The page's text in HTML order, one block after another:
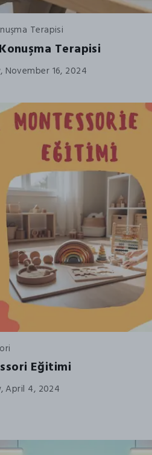
Terapisi
Terapisi
November 16, 2024
Eğitimi
April 4, 2024